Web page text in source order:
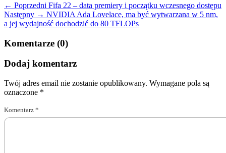
← Poprzedni Fifa 22 – data premiery i początku wczesnego dostępu
Następny → NVIDIA Ada Lovelace, ma być wytwarzana w 5 nm,
a jej wydajność dochodzić do 80 TFLOPs
Komentarze (0)
Dodaj komentarz
Twój adres email nie zostanie opublikowany. Wymagane pola są
oznaczone *
Komentarz *